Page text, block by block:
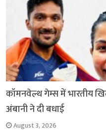
कॉमनवेल्थ गेम्स में भारतीय
अंबानी ने दी बधाई
August 3, 2026